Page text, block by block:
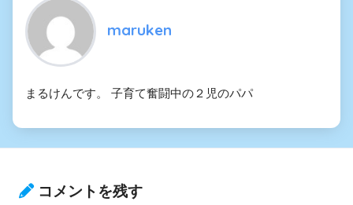
maruken
まるけんです。 子育て奮闘中の２児のパパ
コメントを残す